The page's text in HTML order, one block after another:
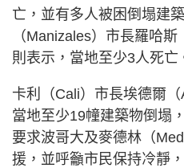
亡，並有多人被困倒塌建
（Manizales）市長羅哈斯
則表示，當地至少3人死亡
卡利（Cali）市長埃德爾
當地至少19幢建築物倒塌
要求波哥大及麥德林（
援，並呼籲市民保持冷靜